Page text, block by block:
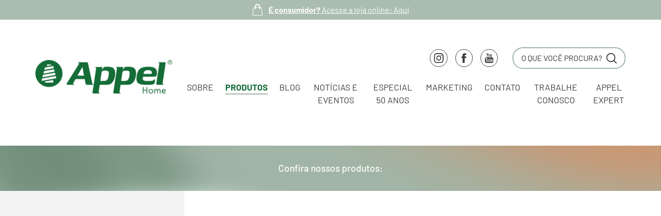
É consumidor?Acesse a loja online: Aqui
SOBRE PRODUTOS BLOG
NOTÍCIAS E
EVENTOS
ESPECIAL
50 ANOS
MARKETING CONTATO
TRABALHE
CONOSCO
APPEL
EXPERT
Confira nossos produtos: